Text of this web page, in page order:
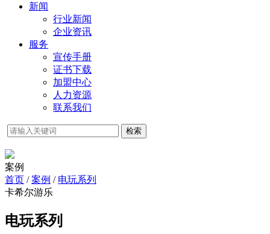
新闻
行业新闻
企业资讯
服务
宣传手册
证书下载
加盟中心
人力资源
联系我们
检索
案例
首页 /案例 / 电玩系列
卡希尔游乐
电玩系列